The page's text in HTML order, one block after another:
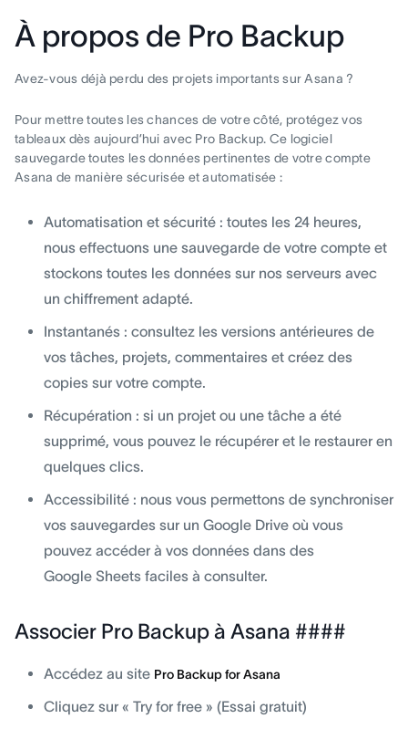
À propos de Pro Backup
Avez-vous déjà perdu des projets importants sur Asana ?
Pour mettre toutes les chances de votre côté, protégez vos
tableaux dès aujourd’hui avec Pro Backup. Ce logiciel
sauvegarde toutes les données pertinentes de votre compte
Asana de manière sécurisée et automatisée :
Automatisation et sécurité : toutes les 24 heures,
nous effectuons une sauvegarde de votre compte et
stockons toutes les données sur nos serveurs avec
un chiffrement adapté.
Instantanés : consultez les versions antérieures de
vos tâches, projets, commentaires et créez des
copies sur votre compte.
Récupération : si un projet ou une tâche a été
supprimé, vous pouvez le récupérer et le restaurer en
quelques clics.
Accessibilité : nous vous permettons de synchroniser
vos sauvegardes sur un Google Drive où vous
pouvez accéder à vos données dans des
Google Sheets faciles à consulter.
Associer Pro Backup à Asana ####
Accédez au site Pro Backup for Asana
Cliquez sur « Try for free » (Essai gratuit)